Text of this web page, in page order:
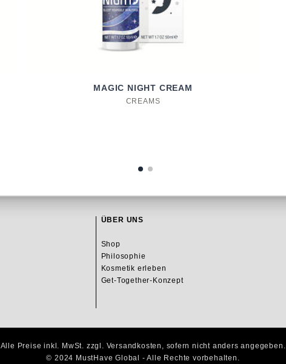
MAGIC NIGHT CREAM
CREAMS
ÜBER UNS
Shop
Philosophie
Kosmetik erleben
Get-Together-Konzept
Alle Preise inkl. MwSt. zzgl. Versandkosten, sofern nicht anders angegeben.
© 2024 MustHave Global - Alle Rechte vorbehalten.